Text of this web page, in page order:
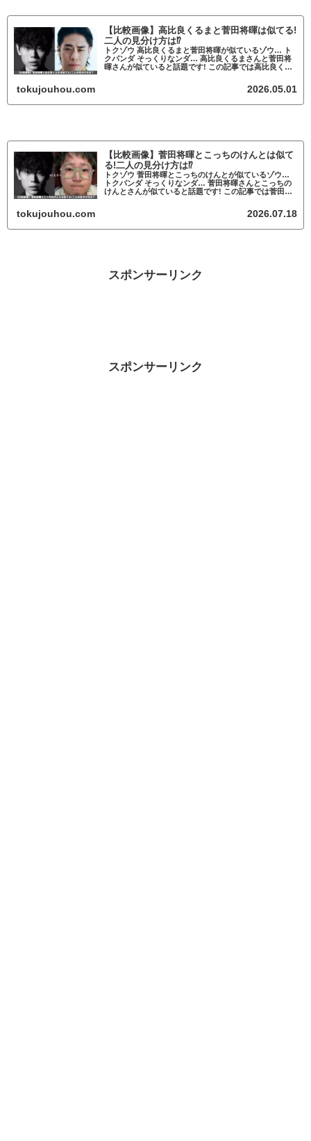
【比較画像】高比良くるまと菅田将暉は似てる!
二人の見分け方は⁉
トクゾウ 高比良くるまと菅田将暉が似ているゾウ… ト
クパンダ そっくりなンダ… 高比良くるまさんと菅田将
暉さんが似ていると話題です! この記事では高比良くる
tokujouhou.com 2026.05.01
【比較画像】菅田将暉とこっちのけんとは似て
る!二人の見分け方は⁉
トクゾウ 菅田将暉とこっちのけんとが似ているゾウ…
トクパンダ そっくりなンダ… 菅田将暉さんとこっちの
けんとさんが似ていると話題です! この記事では菅田将
tokujouhou.com 2026.07.18
スポンサーリンク
スポンサーリンク